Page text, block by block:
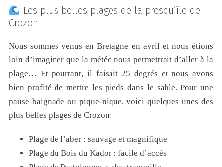
Les plus belles plages de la presqu’île de
Crozon
Nous sommes venus en Bretagne en avril et nous étions
loin d’imaginer que la météo nous permettrait d’aller à la
plage… Et pourtant, il faisait 25 degrés et nous avons
bien profité de mettre les pieds dans le sable. Pour une
pause baignade ou pique-nique, voici quelques unes des
plus belles plages de Crozon:
Plage de l’aber : sauvage et magnifique
Plage du Bois du Kador : facile d’accès